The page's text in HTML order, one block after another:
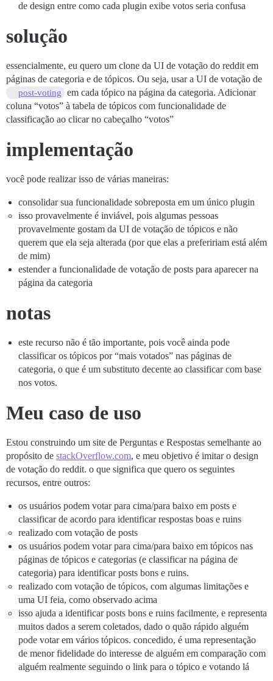
de design entre como cada plugin exibe votos seria confusa
solução
essencialmente, eu quero um clone da UI de votação do reddit em
páginas de categoria e de tópicos. Ou seja, usar a UI de votação de
post-voting
em cada tópico na página da categoria. Adicionar
coluna “votos” à tabela de tópicos com funcionalidade de
classificação ao clicar no cabeçalho “votos”
implementação
você pode realizar isso de várias maneiras:
consolidar sua funcionalidade sobreposta em um único plugin
isso provavelmente é inviável, pois algumas pessoas
provavelmente gostam da UI de votação de tópicos e não
querem que ela seja alterada (por que elas a prefeririam está além
de mim)
estender a funcionalidade de votação de posts para aparecer na
página da categoria
notas
este recurso não é tão importante, pois você ainda pode
classificar os tópicos por “mais votados” nas páginas de
categoria, o que é um substituto decente ao classificar com base
nos votos.
Meu caso de uso
Estou construindo um site de Perguntas e Respostas semelhante ao
propósito de stackOverflow.com, e meu objetivo é imitar o design
de votação do reddit. o que significa que quero os seguintes
recursos, entre outros:
os usuários podem votar para cima/para baixo em posts e
classificar de acordo para identificar respostas boas e ruins
realizado com votação de posts
os usuários podem votar para cima/para baixo em tópicos nas
páginas de tópicos e categorias (e classificar na página de
categoria) para identificar posts bons e ruins.
realizado com votação de tópicos, com algumas limitações e
uma UI feia, como observado acima
isso ajuda a identificar posts bons e ruins facilmente, e representa
muitos dados a serem coletados, dado o quão rápido alguém
pode votar em vários tópicos. concedido, é uma representação
de menor fidelidade do interesse de alguém em comparação com
alguém realmente seguindo o link para o tópico e votando lá